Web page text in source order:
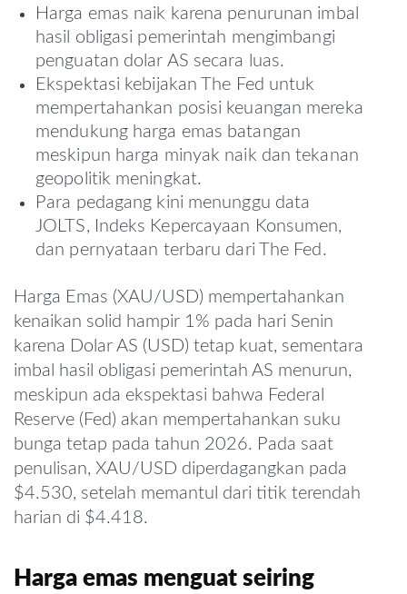
Harga emas naik karena penurunan imbal
hasil obligasi pemerintah mengimbangi
penguatan dolar AS secara luas.
Ekspektasi kebijakan The Fed untuk
mempertahankan posisi keuangan mereka
mendukung harga emas batangan
meskipun harga minyak naik dan tekanan
geopolitik meningkat.
Para pedagang kini menunggu data
JOLTS, Indeks Kepercayaan Konsumen,
dan pernyataan terbaru dari The Fed.
Harga Emas (XAU/USD) mempertahankan
kenaikan solid hampir 1% pada hari Senin
karena Dolar AS (USD) tetap kuat, sementara
imbal hasil obligasi pemerintah AS menurun,
meskipun ada ekspektasi bahwa Federal
Reserve (Fed) akan mempertahankan suku
bunga tetap pada tahun 2026. Pada saat
penulisan, XAU/USD diperdagangkan pada
$4.530, setelah memantul dari titik terendah
harian di $4.418.
Harga emas menguat seiring